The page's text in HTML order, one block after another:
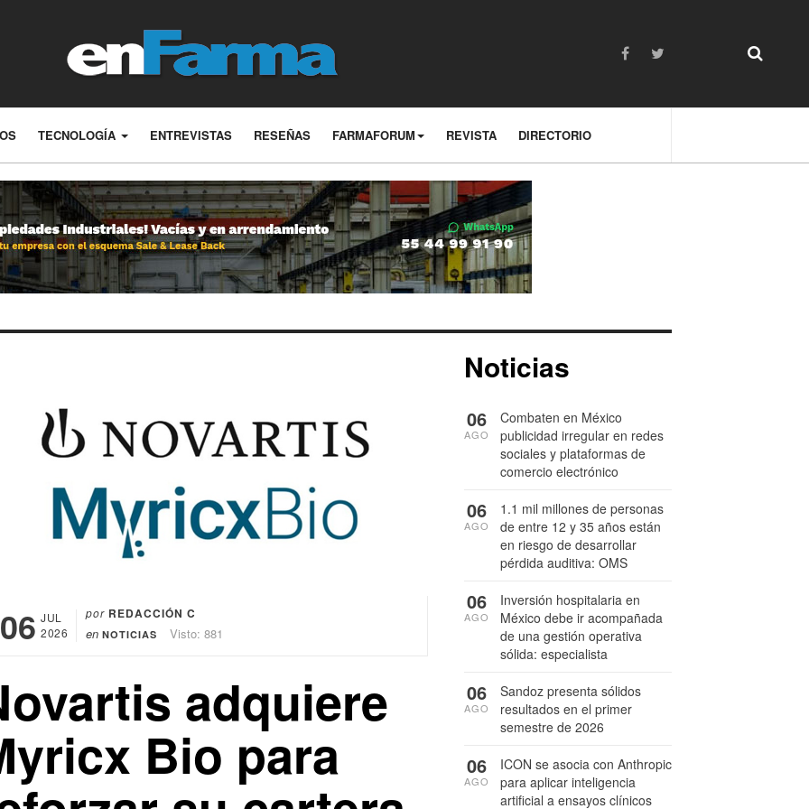
TECNOLOGÍA ENTREVISTAS RESEÑAS FARMAFORUM REVISTA DIRECTORIO
06 JUL
2026
por REDACCIÓN C
en NOTICIAS Visto: 881
adquiere
Bio para
Noticias
Combaten en México
publicidad irregular en redes
sociales y plataformas de
comercio electrónico
06
AGO
1.1 mil millones de personas
de entre 12 y 35 años están
en riesgo de desarrollar
pérdida auditiva: OMS
06
AGO
Inversión hospitalaria en
México debe ir acompañada
de una gestión operativa
sólida: especialista
06
AGO
Sandoz presenta sólidos
resultados en el primer
semestre de 2026
06
AGO
ICON se asocia con Anthropic
para aplicar inteligencia
artificial a ensayos clínicos
06
AGO